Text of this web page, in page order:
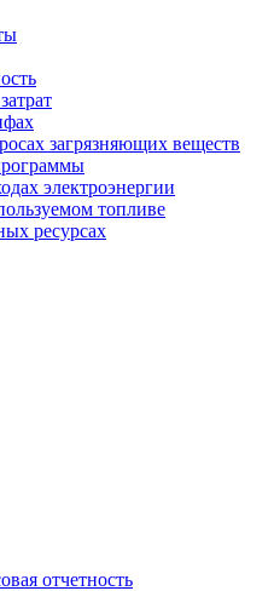
загрязняющих веществ
электроэнергии
топливе
ресурсах
отчетность